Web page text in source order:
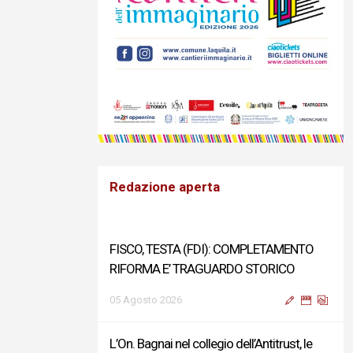
Redazione aperta
FISCO, TESTA (FDI): COMPLETAMENTO
RIFORMA E’ TRAGUARDO STORICO
05 Agosto 2026
L’On. Bagnai nel collegio dell’Antitrust, le